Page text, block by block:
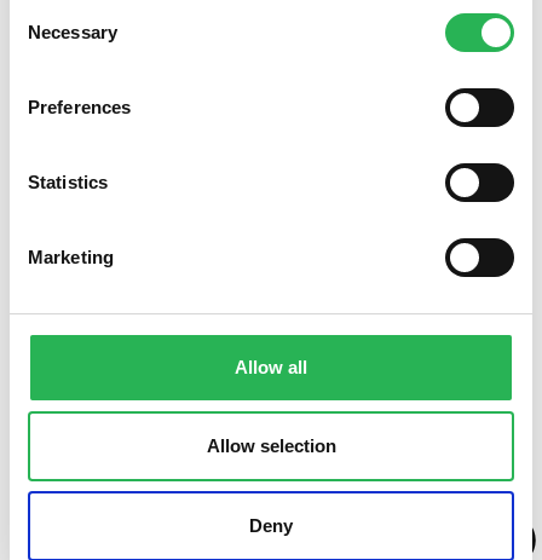
Selection
Necessary
Preferences
Statistics
Marketing
Allow all
Allow selection
Deny
Søg støtte